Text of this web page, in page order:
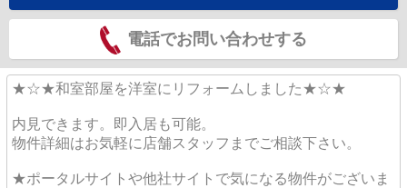
電話でお問い合わせする
★☆★和室部屋を洋室にリフォームしました★☆★
内見できます。即入居も可能。
物件詳細はお気軽に店舗スタッフまでご相談下さい。
★ポータルサイトや他社サイトで気になる物件がございま